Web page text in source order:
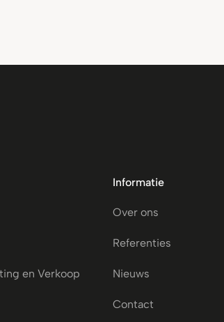
en Verkoop
Informatie
Over ons
Referenties
Nieuws
Contact